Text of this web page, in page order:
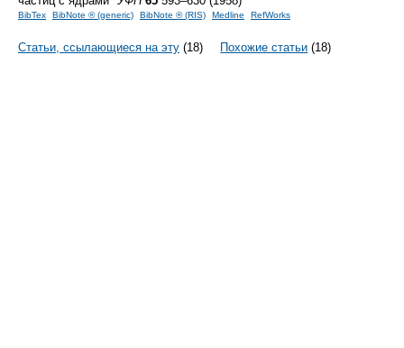
BibTex BibNote ® (generic) BibNote ® (RIS) Medline RefWorks
Статьи, ссылающиеся на эту (18) Похожие статьи (18)